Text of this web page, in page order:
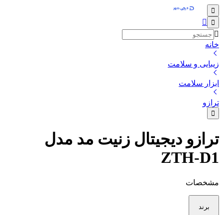
خانه
زیبایی و سلامت
ابزار سلامت
ترازو
ترازو دیجیتال زنیت مد مدل
ZTH-D1
مشخصات
برند